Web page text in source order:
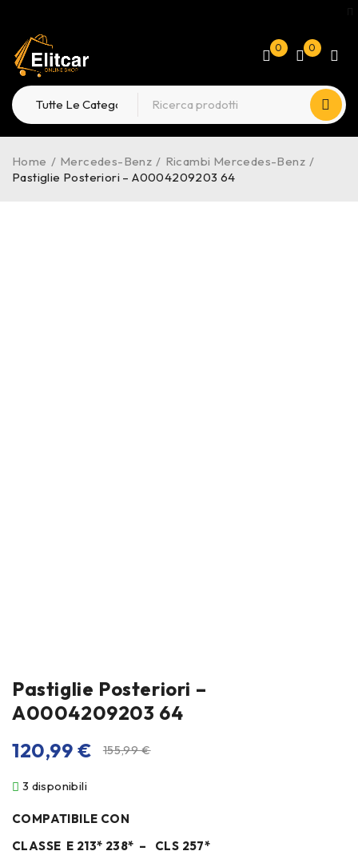
0 0
Home / Mercedes-Benz / Ricambi Mercedes-Benz /
Pastiglie Posteriori – A0004209203 64
Pastiglie Posteriori –
A0004209203 64
155,99€
120,99€
3 disponibili
COMPATIBILE CON
CLASSE E 213* 238* – CLS 257*